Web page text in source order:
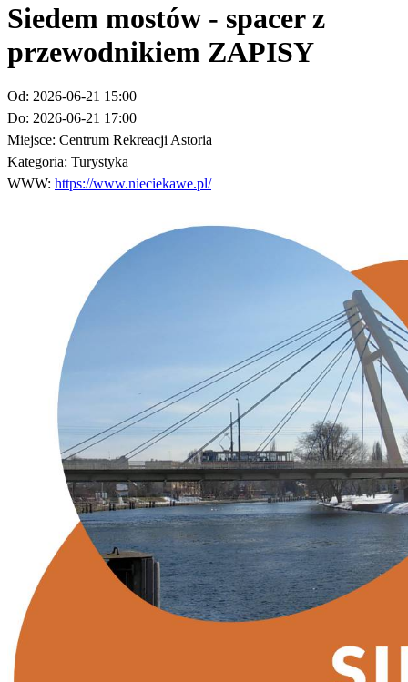
Siedem mostów - spacer z
przewodnikiem ZAPISY
Od: 2026-06-21 15:00
Do: 2026-06-21 17:00
Miejsce: Centrum Rekreacji Astoria
Kategoria: Turystyka
WWW: https://www.nieciekawe.pl/